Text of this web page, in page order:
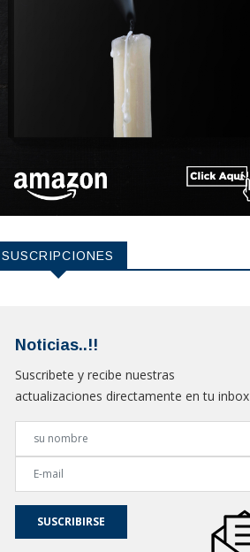
SUSCRIPCIONES
Noticias..!!
Suscribete y recibe nuestras
actualizaciones directamente en tu inbox
SUSCRIBIRSE